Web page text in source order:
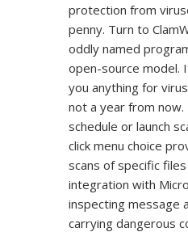
protection from
penny. Turn to
oddly named
open-source model.
you anything for
not a year from
schedule or launch
click menu choice
scans of specific
integration with
inspecting message
carrying dangerous